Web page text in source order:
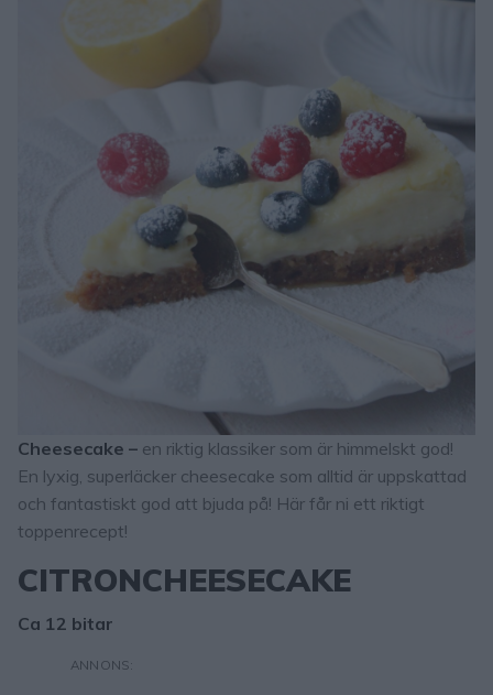
Cheesecake – en riktig klassiker som är himmelskt god!
En lyxig, superläcker cheesecake som alltid är uppskattad
och fantastiskt god att bjuda på! Här får ni ett riktigt
toppenrecept!
CITRONCHEESECAKE
Ca 12 bitar